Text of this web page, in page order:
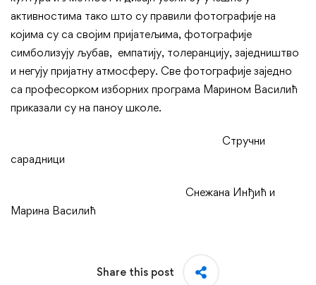
активностима тако што су правили фотографије на
којима су са својим пријатељима, фотографије
симболизују љубав, емпатију, толеранцију, заједништво
и негују пријатну атмосферу. Све фотографије заједно
са професорком изборних програма Марином Василић
приказали су на паноу школе.
Стручни
сарадници
Снежана Инђић и
Марина Василић
Share this post